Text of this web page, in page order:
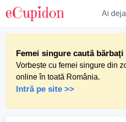
Ai
Femei singure caută bărbaţi
Vorbește cu femei singure din
online în toată România.
Intră pe site >>